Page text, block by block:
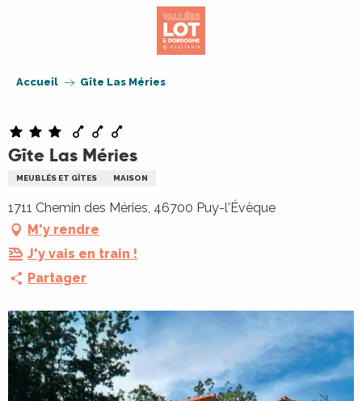
Accueil Gîte Las Méries
Gîte Las Méries
MEUBLÉS ET GÎTES MAISON
1711 Chemin des Méries, 46700 Puy-l'Évêque
M'y rendre
J'y vais en train !
Partager